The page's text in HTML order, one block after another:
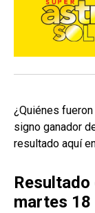
¿Quiénes
signo ganador
resultado aquí
martes 18